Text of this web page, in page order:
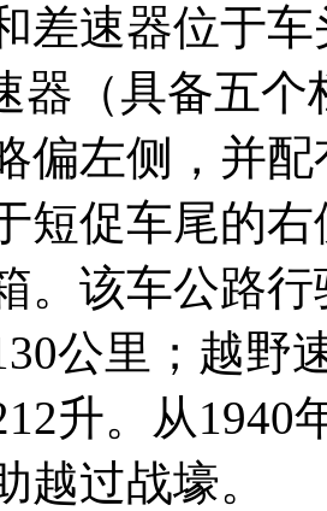
差速器位于
器（具备五
偏左侧，并
短促车尾的
。该车公路
公里；越野
升。从
越过战壕。